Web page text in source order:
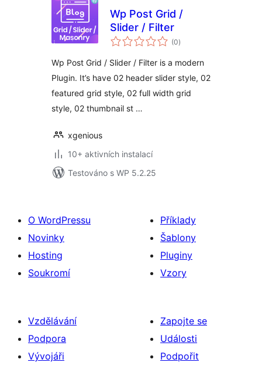
Wp Post Grid /
Slider / Filter
(0celkové
hodnocení
)
Wp Post Grid / Slider / Filter is a modern
Plugin. It’s have 02 header slider style, 02
featured grid style, 02 full width grid
style, 02 thumbnail st …
xgenious
10+ aktivních instalací
Testováno s WP 5.2.25
O WordPressu
Novinky
Hosting
Soukromí
Příklady
Šablony
Pluginy
Vzory
Vzdělávání
Podpora
Vývojáři
Zapojte se
Události
Podpořit